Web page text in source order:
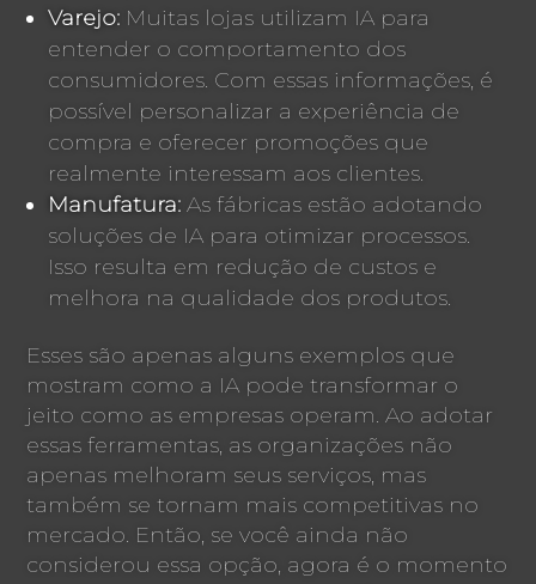
Varejo: Muitas lojas utilizam IA para
entender o comportamento dos
consumidores. Com essas informações, é
possível personalizar a experiência de
compra e oferecer promoções que
realmente interessam aos clientes.
Manufatura: As fábricas estão adotando
soluções de IA para otimizar processos.
Isso resulta em redução de custos e
melhora na qualidade dos produtos.
Esses são apenas alguns exemplos que
mostram como a IA pode transformar o
jeito como as empresas operam. Ao adotar
essas ferramentas, as organizações não
apenas melhoram seus serviços, mas
também se tornam mais competitivas no
mercado. Então, se você ainda não
considerou essa opção, agora é o momento